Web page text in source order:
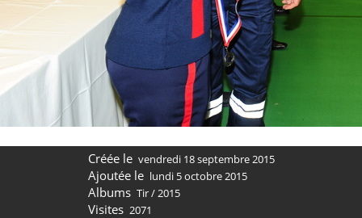
Créée le vendredi 18 septembre 2015
Ajoutée le lundi 5 octobre 2015
Albums Tir/2015
Visites 2071